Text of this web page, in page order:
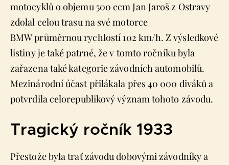
motocyklů o objemu 500 ccm Jan Jaroš z Ostravy
zdolal celou trasu na své motorce
BMW průměrnou rychlostí 102 km/h. Z výsledkové
listiny je také patrné, že v tomto ročníku byla
zařazena také kategorie závodních automobilů.
Mezinárodní účast přilákala přes 40 000 diváků a
potvrdila celorepublikový význam tohoto závodu.
Tragický ročník 1933
Přestože byla trať závodu dobovými závodníky a